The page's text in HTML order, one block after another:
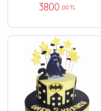
3800 ,00 TL